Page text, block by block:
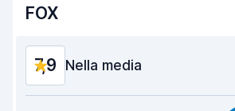
Condizioni dell'auto
FOX
7,9 Nella media